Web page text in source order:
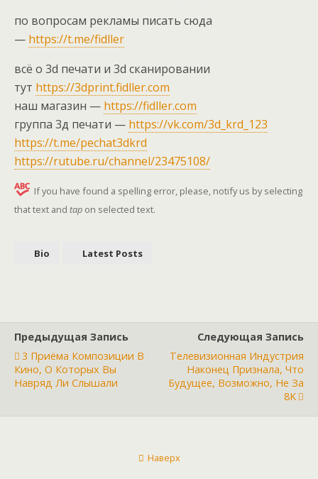
по вопросам рекламы писать сюда
— https://t.me/fidller
всё о 3d печати и 3d сканировании
тут https://3dprint.fidller.com
наш магазин — https://fidller.com
группа 3д печати — https://vk.com/3d_krd_123
https://t.me/pechat3dkrd
https://rutube.ru/channel/23475108/
If you have found a spelling error, please, notify us by selecting
that text and tap on selected text.
Bio Latest Posts
Предыдущая Запись
3 Приёма Композиции В
Кино, О Которых Вы
Навряд Ли Слышали
Следующая Запись
Телевизионная Индустрия
Наконец Признала, Что
Будущее, Возможно, Не За
8K
Наверх